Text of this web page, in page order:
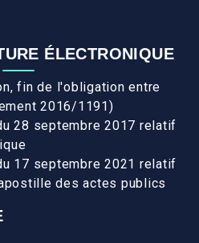
ÉLECTRONIQUE
fin de l'obligation entre
2016/1191)
28 septembre 2017 relatif
17 septembre 2021 relatif
des actes publics